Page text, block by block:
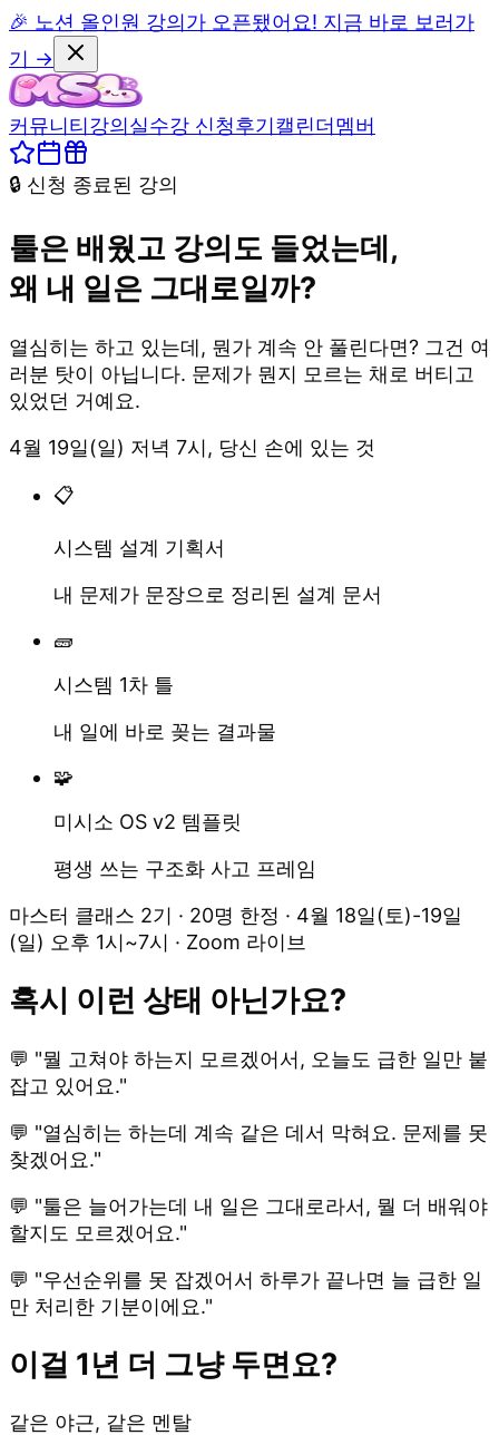
🎉 노션 올인원 강의가 오픈됐어요! 지금 바로 보러가
기 →
커뮤니티강의실수강 신청후기캘린더멤버
🔒 신청 종료된 강의
툴은 배웠고 강의도 들었는데,
왜 내 일은 그대로일까?
열심히는 하고 있는데, 뭔가 계속 안 풀린다면? 그건 여
러분 탓이 아닙니다. 문제가 뭔지 모르는 채로 버티고
있었던 거예요.
4월 19일(일) 저녁 7시, 당신 손에 있는 것
📋
시스템 설계 기획서
내 문제가 문장으로 정리된 설계 문서
🧱
시스템 1차 틀
내 일에 바로 꽂는 결과물
🧩
미시소 OS v2 템플릿
평생 쓰는 구조화 사고 프레임
마스터 클래스 2기 · 20명 한정 · 4월 18일(토)-19일
(일) 오후 1시~7시 · Zoom 라이브
혹시 이런 상태 아닌가요?
💬 "뭘 고쳐야 하는지 모르겠어서, 오늘도 급한 일만 붙
잡고 있어요."
💬 "열심히는 하는데 계속 같은 데서 막혀요. 문제를 못
찾겠어요."
💬 "툴은 늘어가는데 내 일은 그대로라서, 뭘 더 배워야
할지도 모르겠어요."
💬 "우선순위를 못 잡겠어서 하루가 끝나면 늘 급한 일
만 처리한 기분이에요."
이걸 1년 더 그냥 두면요?
같은 야근, 같은 멘탈